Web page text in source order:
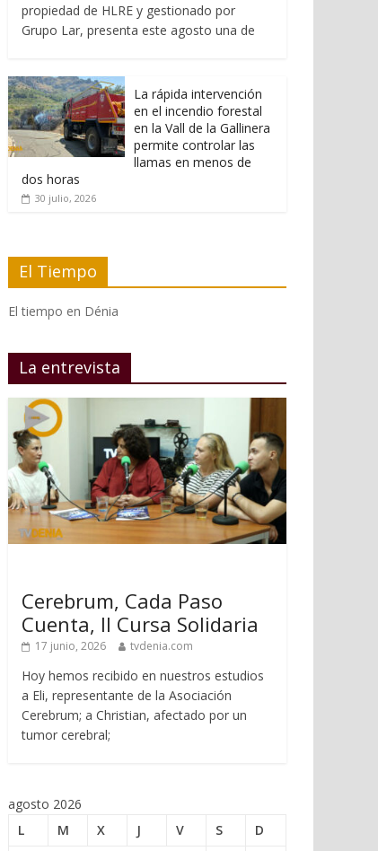
propiedad de HLRE y gestionado por
Grupo Lar, presenta este agosto una de
La rápida intervención
en el incendio forestal
en la Vall de la Gallinera
permite controlar las
llamas en menos de
dos horas
30 julio, 2026
El Tiempo
El tiempo en Dénia
La entrevista
Cerebrum, Cada Paso
Cuenta, II Cursa Solidaria
17 junio, 2026 tvdenia.com
Hoy hemos recibido en nuestros estudios
a Eli, representante de la Asociación
Cerebrum; a Christian, afectado por un
tumor cerebral;
agosto 2026
L
M X J V S
D